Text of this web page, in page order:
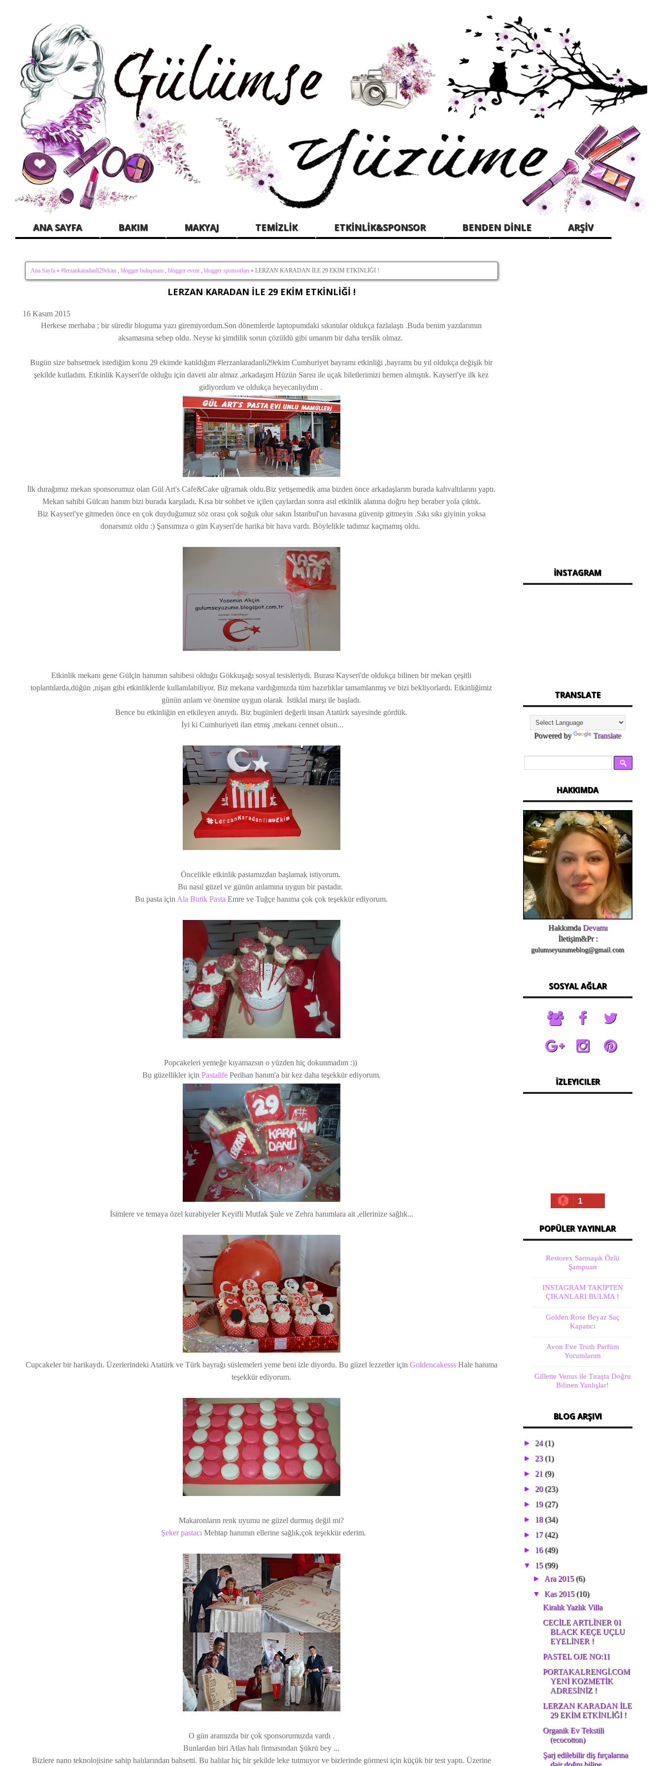
ANA SAYFA BAKIM MAKYAJ TEMİZLİK ETKİNLİK&SPONSOR BENDEN DİNLE ARŞİV
Ana Sayfa » #lerzankaradanli29ekim blogger buluşması blogger event blogger sponsorları » LERZAN KARADAN İLE 29 EKİM ETKİNLİĞİ !
LERZAN KARADAN İLE 29 EKİM ETKİNLİĞİ !
16 Kasım 2015
Herkese merhaba ; bir süredir bloguma yazı giremiyordum.Son dönemlerde laptopumdaki sıkıntılar oldukça fazlalaştı .Buda benim yazılarımın
aksamasına sebep oldu. Neyse ki şimdilik sorun çözüldü gibi umarım bir daha terslik olmaz.
Bugün size bahsetmek istediğim konu 29 ekimde katıldığım #lerzanlaradanli29ekim Cumhuriyet bayramı etkinliği ,bayramı bu yıl oldukça değişik bir
şekilde kutladım. Etkinlik Kayseri'de olduğu için daveti alır almaz ,arkadaşım Hüzün Sarısı ile uçak biletlerimizi hemen almıştık. Kayseri'ye ilk kez
gidiyordum ve oldukça heyecanlıydım .
İlk durağımız mekan sponsorumuz olan Gül Art's Cafe&Cake uğramak oldu.Biz yetişemedik ama bizden önce arkadaşlarım burada kahvaltılarını yaptı.
Mekan sahibi Gülcan hanım bizi burada karşıladı. Kısa bir sohbet ve içilen çaylardan sonra asıl etkinlik alanına doğru hep beraber yola çıktık.
Biz Kayseri'ye gitmeden önce en çok duyduğumuz söz orası çok soğuk olur sakın İstanbul'un havasına güvenip gitmeyin .Sıkı sıkı giyinin yoksa
donarsınız oldu :) Şansımıza o gün Kayseri'de harika bir hava vardı. Böylelikle tadımız kaçmamış oldu.
Etkinlik mekanı gene Gülçin hanımın sahibesi olduğu Gökkuşağı sosyal tesisleriydi. Burası Kayseri'de oldukça bilinen bir mekan çeşitli
toplantılarda,düğün ,nişan gibi etkinliklerde kullanılabiliyor. Biz mekana vardığımızda tüm hazırlıklar tamamlanmış ve bizi bekliyorlardı. Etkinliğimiz
günün anlam ve önemine uygun olarak İstiklal marşı ile başladı.
Bence bu etkinliğin en etkileyen anıydı. Biz bugünleri değerli insan Atatürk sayesinde gördük.
İyi ki Cumhuriyeti ilan etmiş ,mekanı cennet olsun...
Öncelikle etkinlik pastamızdan başlamak istiyorum.
Bu nasıl güzel ve günün anlamına uygun bir pastadır.
Bu pasta için Ala Butik Pasta Emre ve Tuğçe hanıma çok çok teşekkür ediyorum.
Popcakeleri yemeğe kıyamazsın o yüzden hiç dokunmadım :))
Bu güzellikler için PastalifePerihan hanım'a bir kez daha teşekkür ediyorum.
İsimlere ve temaya özel kurabiyeler Keyifli Mutfak Şule ve Zehra hanımlara ait ,ellerinize sağlık...
Cupcakeler bir harikaydı. Üzerlerindeki Atatürk ve Türk bayrağı süslemeleri yeme beni izle diyordu. Bu güzel lezzetler için GoldencakesssHale hanıma
teşekkür ediyorum.
Makaronların renk uyumu ne güzel durmuş değil mi?
Şeker pastacı Mehtap hanımın ellerine sağlık,çok teşekkür ederim.
O gün aramızda bir çok sponsorumuzda vardı .
Bunlardan biri Atlas halı firmasından Şükrü bey ...
Bizlere nano teknolojisine sahip halılarından bahsetti. Bu halılar hiç bir şekilde leke tutmuyor ve bizlerinde görmesi için küçük bir test yaptı. Üzerine
İNSTAGRAM
TRANSLATE
Powered by Translate
HAKKIMDA
HakkımdaDevamı
İletişim&Pr :
gulumseyuzumeblog@gmail.com
SOSYAL AĞLAR
İZLEYICILER
1
POPÜLER YAYINLAR
Restorex Sarmaşık Özlü
Şampuan
INSTAGRAM TAKİPTEN
ÇIKANLARI BULMA !
Golden Rose Beyaz Saç
Kapatıcı
Avon Eve Truth Parfüm
Yorumlarım
Gillette Venus ile Tıraşta Doğru
Bilinen Yanlışlar!
BLOG ARŞIVI
► 24(1)
► 23(1)
► 21 (9)
► 20(23)
► 19(27)
► 18(34)
► 17(42)
► 16(49)
▼ 15(99)
► Ara 2015(6)
▼ Kas 2015(10)
Kiralık Yazlık Villa
CECİLE ARTLİNER 01
BLACK KEÇE UÇLU
EYELİNER !
PASTEL OJE NO:11
PORTAKALRENGİ.COM
YENİ KOZMETİK
ADRESİNİZ !
LERZAN KARADAN İLE
29 EKİM ETKİNLİĞİ !
Organik Ev Tekstili
(ecocotton)
Şarj edilebilir diş fırçalarına
dair doğru biline...